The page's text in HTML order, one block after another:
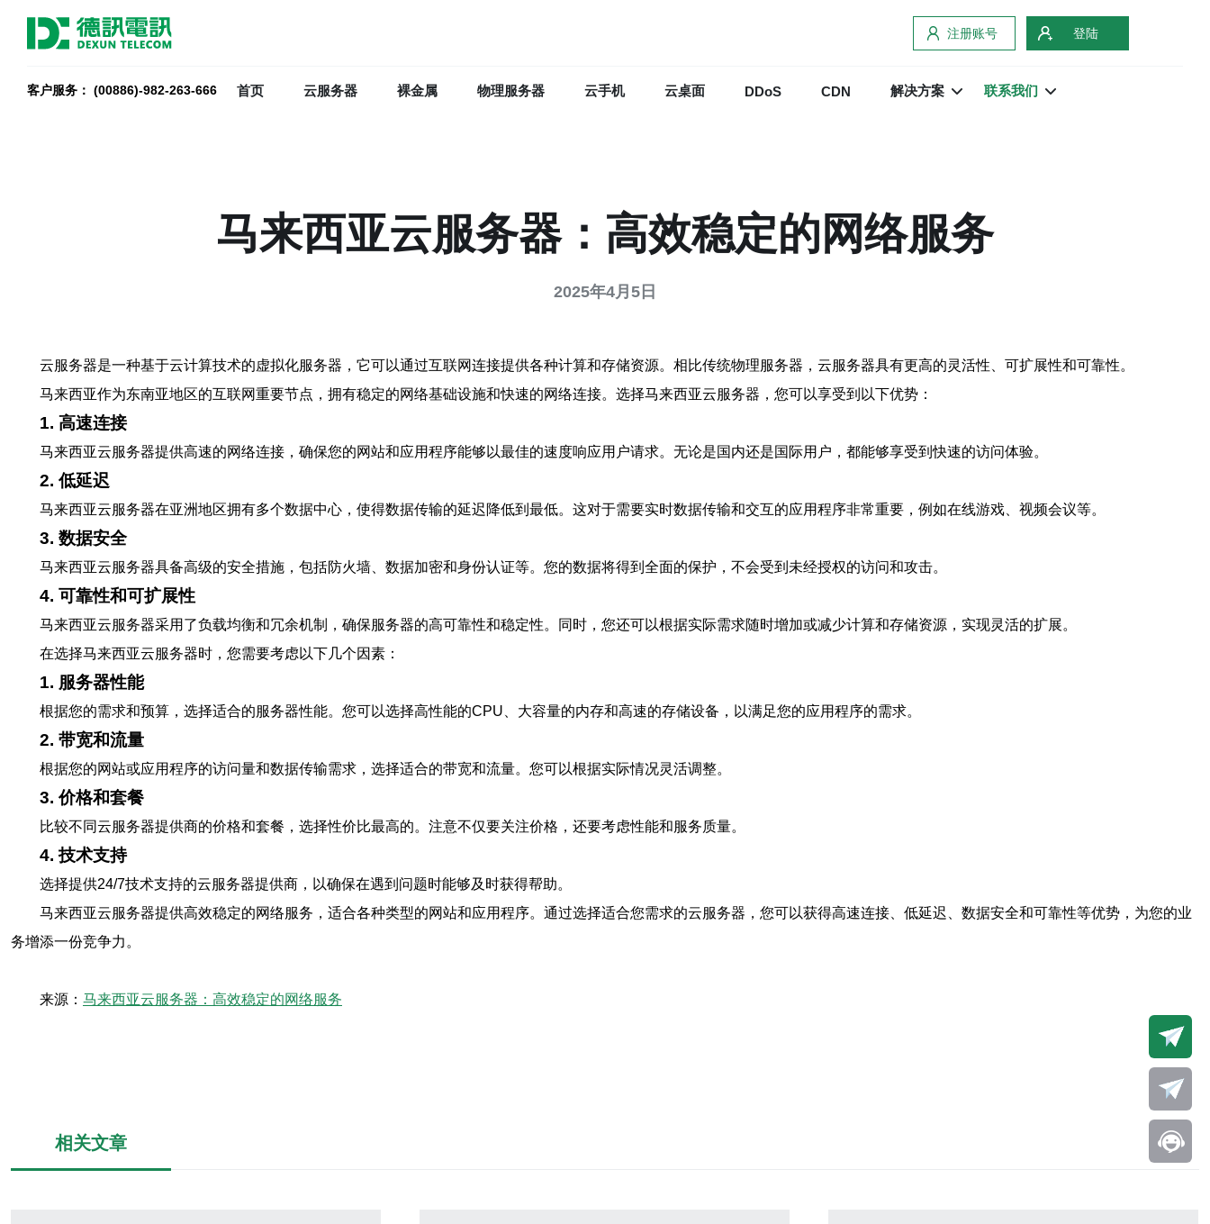
注册账号 登陆
客户服务： (00886)-982-263-666 首页 云服务器 裸金属 物理服务器 云手机 云桌面 DDoS CDN 解决方案 联系我们
马来西亚云服务器：高效稳定的网络服务
2025年4月5日
云服务器是一种基于云计算技术的虚拟化服务器，它可以通过互联网连接提供各种计算和存储资源。相比传统物理服务器，云服务器具有更高的灵活性、可扩展性和可靠性。
马来西亚作为东南亚地区的互联网重要节点，拥有稳定的网络基础设施和快速的网络连接。选择马来西亚云服务器，您可以享受到以下优势：
1. 高速连接
马来西亚云服务器提供高速的网络连接，确保您的网站和应用程序能够以最佳的速度响应用户请求。无论是国内还是国际用户，都能够享受到快速的访问体验。
2. 低延迟
马来西亚云服务器在亚洲地区拥有多个数据中心，使得数据传输的延迟降低到最低。这对于需要实时数据传输和交互的应用程序非常重要，例如在线游戏、视频会议等。
3. 数据安全
马来西亚云服务器具备高级的安全措施，包括防火墙、数据加密和身份认证等。您的数据将得到全面的保护，不会受到未经授权的访问和攻击。
4. 可靠性和可扩展性
马来西亚云服务器采用了负载均衡和冗余机制，确保服务器的高可靠性和稳定性。同时，您还可以根据实际需求随时增加或减少计算和存储资源，实现灵活的扩展。
在选择马来西亚云服务器时，您需要考虑以下几个因素：
1. 服务器性能
根据您的需求和预算，选择适合的服务器性能。您可以选择高性能的CPU、大容量的内存和高速的存储设备，以满足您的应用程序的需求。
2. 带宽和流量
根据您的网站或应用程序的访问量和数据传输需求，选择适合的带宽和流量。您可以根据实际情况灵活调整。
3. 价格和套餐
比较不同云服务器提供商的价格和套餐，选择性价比最高的。注意不仅要关注价格，还要考虑性能和服务质量。
4. 技术支持
选择提供24/7技术支持的云服务器提供商，以确保在遇到问题时能够及时获得帮助。
马来西亚云服务器提供高效稳定的网络服务，适合各种类型的网站和应用程序。通过选择适合您需求的云服务器，您可以获得高速连接、低延迟、数据安全和可靠性等优势，为您的业
务增添一份竞争力。
来源： 马来西亚云服务器：高效稳定的网络服务
相关文章